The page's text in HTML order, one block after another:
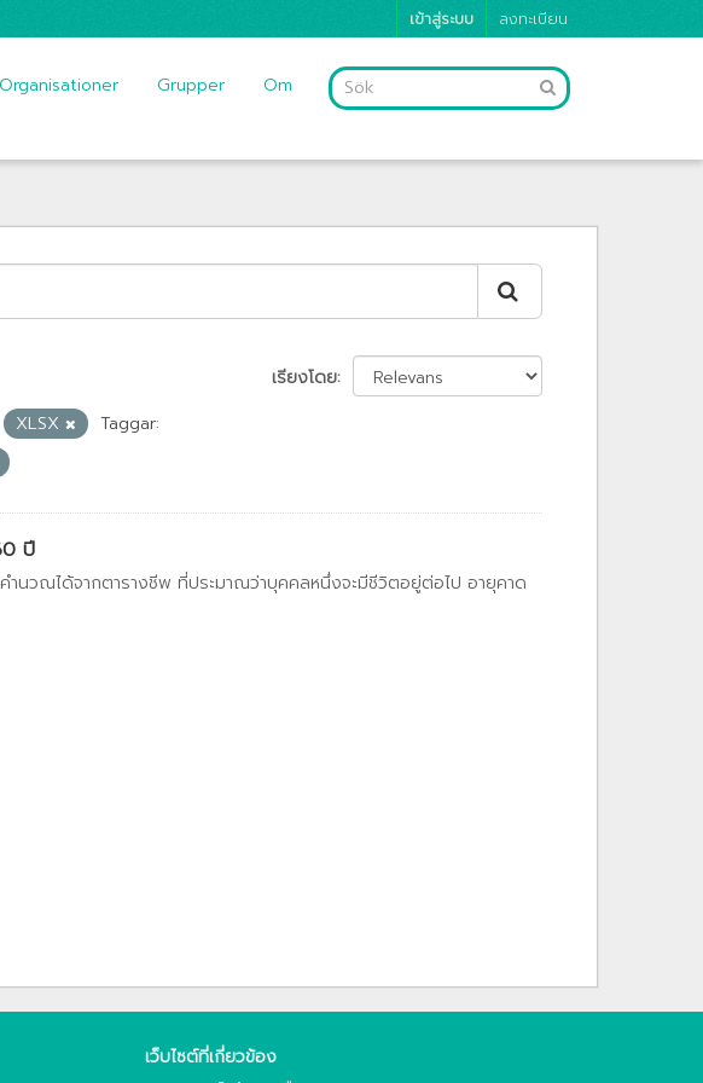
เข้าสู่ระบบ ลงทะเบียน
Organisationer Grupper Om
เรียงโดย
XLSX
Taggar:
ปี
นวณได้จากตารางชีพ ที่ประมาณว่าบุคคลหนึ่งจะมีชีวิตอยู่ต่อไป อายุคาด
เว็บไซต์ที่เกี่ยวข้อง